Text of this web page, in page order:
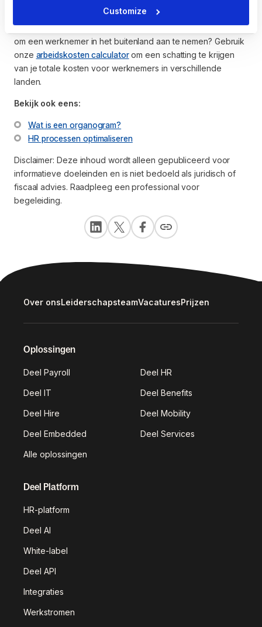
Customize
baan in minder uren kan worden gedaan.
Wil je berekenen hoeveel het je daadwerkelijk zal kosten
om een werknemer in het buitenland aan te nemen? Gebruik
onze arbeidskosten calculatorom een schatting te krijgen
van je totale kosten voor werknemers in verschillende
landen.
Bekijk ook eens:
Wat is een organogram?
HR processen optimaliseren
Disclaimer: Deze inhoud wordt alleen gepubliceerd voor
informatieve doeleinden en is niet bedoeld als juridisch of
fiscaal advies. Raadpleeg een professional voor
begeleiding.
Over onsLeiderschapsteamVacaturesPrijzen
Oplossingen
Deel Payroll Deel HR
Deel IT Deel Benefits
Deel Hire Deel Mobility
Deel Embedded Deel Services
Alle oplossingen
Deel Platform
HR-platform
Deel AI
White-label
Deel API
Integraties
Werkstromen